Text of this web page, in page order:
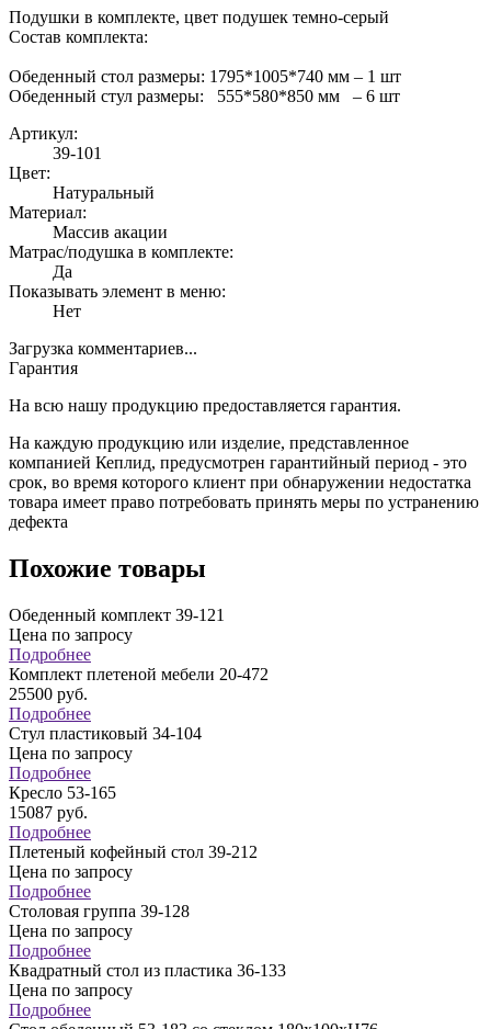
Подушки в комплекте, цвет подушек темно-серый
Состав комплекта:
Обеденный стол размеры: 1795*1005*740 мм – 1 шт
Обеденный стул размеры: 555*580*850 мм – 6 шт
Артикул:
39-101
Цвет:
Натуральный
Материал:
Массив акации
Матрас/подушка в комплекте:
Да
Показывать элемент в меню:
Нет
Загрузка комментариев...
Гарантия
На всю нашу продукцию предоставляется гарантия.
На каждую продукцию или изделие, представленное
компанией Кеплид, предусмотрен гарантийный период - это
срок, во время которого клиент при обнаружении недостатка
товара имеет право потребовать принять меры по устранению
дефекта
Похожие товары
Обеденный комплект 39-121
Цена по запросу
Подробнее
Комплект плетеной мебели 20-472
25500 руб.
Подробнее
Стул пластиковый 34-104
Цена по запросу
Подробнее
Кресло 53-165
15087 руб.
Подробнее
Плетеный кофейный стол 39-212
Цена по запросу
Подробнее
Столовая группа 39-128
Цена по запросу
Подробнее
Квадратный стол из пластика 36-133
Цена по запросу
Подробнее